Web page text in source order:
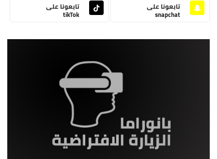
تابعونا على
snapchat
تابعونا على
tikTok